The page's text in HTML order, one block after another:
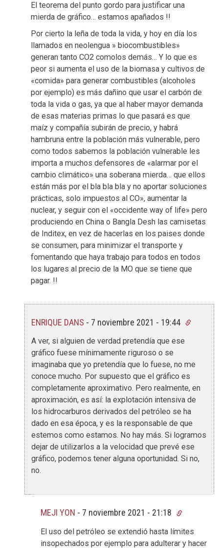
El teorema del punto gordo para justificar una
mierda de gráfico… estamos apañados !!
Por cierto la leña de toda la vida, y hoy en día los
llamados en neolengua » biocombustibles»
generan tanto CO2 comolos demás… Y lo que es
peor si aumenta el uso de la biomasa y cultivos de
«comida» para generar combustibles (alcoholes
por ejemplo) es más dañino que usar el carbón de
toda la vida o gas, ya que al haber mayor demanda
de esas materias primas lo que pasará es que
maíz y compañía subirán de precio, y habrá
hambruna entre la población más vulnerable, pero
como todos sabemos la población vulnerable les
importa a muchos defensores de «alarmar por el
cambio climático» una soberana mierda… que ellos
están más por el bla bla bla y no aportar soluciones
prácticas, solo impuestos al CO», aumentar la
nuclear, y seguir con el «occidente way of life» pero
produciendo en China o Bangla Desh las camisetas
de Inditex, en vez de hacerlas en los paises donde
se consumen, para minimizar el transporte y
fomentando que haya trabajo para todos en todos
los lugares al precio de la MO que se tiene que
pagar. !!
ENRIQUE DANS - 7 noviembre 2021 - 19:44
A ver, si alguien de verdad pretendía que ese
gráfico fuese mínimamente riguroso o se
imaginaba que yo pretendía que lo fuese, no me
conoce mucho. Por supuesto que el gráfico es
completamente aproximativo. Pero realmente, en
aproximación, es así: la explotación intensiva de
los hidrocarburos derivados del petróleo se ha
dado en esa época, y es la responsable de que
estemos como estamos. No hay más. Si logramos
dejar de utilizarlos a la velocidad que prevé ese
gráfico, podemos tener alguna oportunidad. Si no,
no.
MEJI YON - 7 noviembre 2021 - 21:18
El uso del petróleo se extendió hasta límites
insopechados por ejemplo para adulterar y hacer